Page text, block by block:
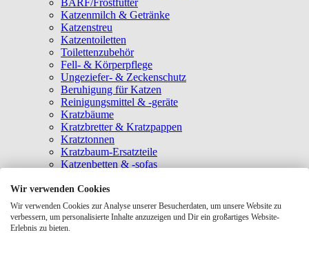
BARF/Frostfutter
Katzenmilch & Getränke
Katzenstreu
Katzentoiletten
Toilettenzubehör
Fell- & Körperpflege
Ungeziefer- & Zeckenschutz
Beruhigung für Katzen
Reinigungsmittel & -geräte
Kratzbäume
Kratzbretter & Kratzpappen
Kratztonnen
Kratzbaum-Ersatzteile
Katzenbetten & -sofas
Katzenhäuser
Hängematten & Fensterliegeplätze
Katzendecken & -matten
Baldrian- & Catnipspielzeug
Wir verwenden Cookies
Wir verwenden Cookies zur Analyse unserer Besucherdaten, um unsere Website zu
verbessern, um personalisierte Inhalte anzuzeigen und Dir ein großartiges Website-
Erlebnis zu bieten.